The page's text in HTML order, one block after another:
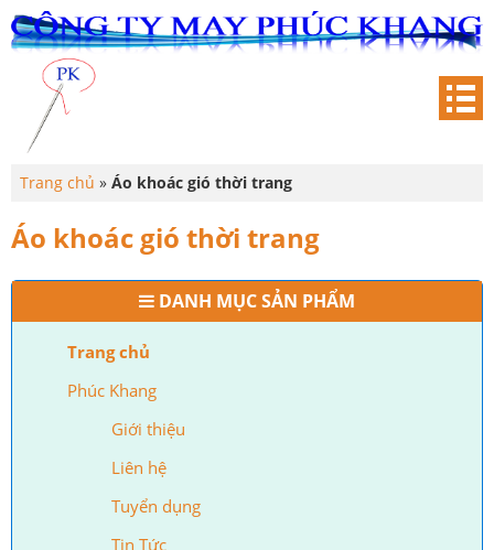
DANH MỤC SẢN PHẨM
Trang chủ
Phúc Khang
Giới thiệu
Liên hệ
Tuyển dụng
Tin Tức
Trang chủ » Áo khoác gió thời trang
Áo khoác gió thời trang